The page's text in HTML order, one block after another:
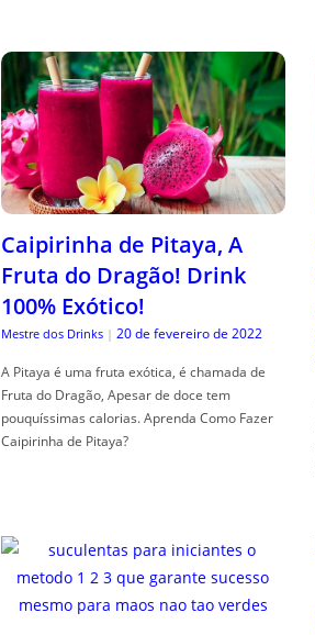
Caipirinha de Pitaya, A
Fruta do Dragão! Drink
100% Exótico!
Mestre dos Drinks | 20 de fevereiro de 2022
A Pitaya é uma fruta exótica, é chamada de
Fruta do Dragão, Apesar de doce tem
pouquíssimas calorias. Aprenda Como Fazer
Caipirinha de Pitaya?